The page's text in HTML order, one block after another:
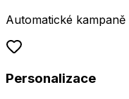
Automatické
Personalizace